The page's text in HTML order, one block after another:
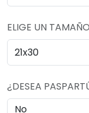
ELIGE UN TAMAÑO
¿DESEA